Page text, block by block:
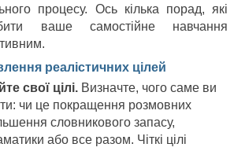
процесу. Ось кілька порад, які
ваше самостійне навчання
реалістичних цілей
свої цілі. Визначте, чого саме ви
чи це покращення розмовних
словникового запасу,
або все разом. Чіткі цілі